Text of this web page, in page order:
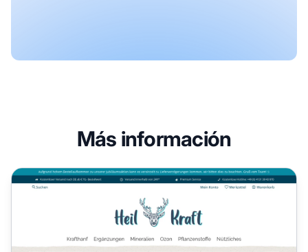
Más información
Programa de Afiliados Heilkraft